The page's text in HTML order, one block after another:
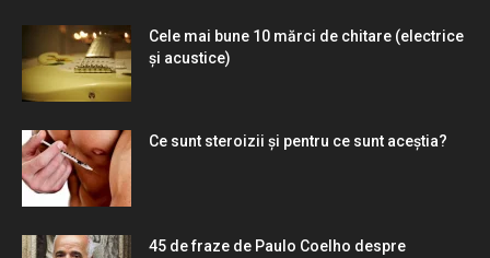
Cele mai bune 10 mărci de chitare (electrice
și acustice)
Ce sunt steroizii și pentru ce sunt aceștia?
45 de fraze de Paulo Coelho despre